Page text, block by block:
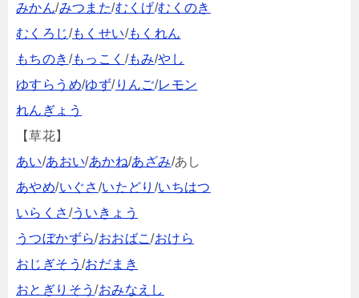
みかん/みつまた/むくげ/むくのき
むくろじ/もくせい/もくれん
もちのき /もっこく /もみ/やし
ゆすらうめ/ゆず/りんご/レモン
れんぎょう
【草花】
あい/あおい/あかね/あざみ/あし
あやめ/いぐさ /いたどり /いちはつ
いらくさ /ういきょう
うつぼかずら/おおばこ/おけら
おじぎそう /おだまき
おとぎりそう/おみなえし